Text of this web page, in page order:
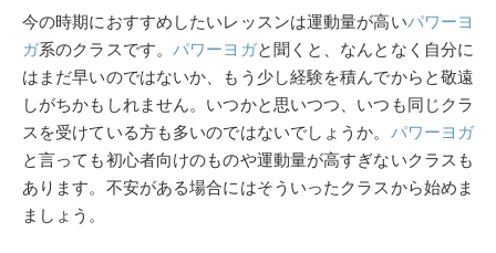
今の時期におすすめしたいレッスンは運動量が高いパワーヨ
ガ系のクラスです。パワーヨガと聞くと、なんとなく自分に
はまだ早いのではないか、もう少し経験を積んでからと敬遠
しがちかもしれません。いつかと思いつつ、いつも同じクラ
スを受けている方も多いのではないでしょうか。 パワーヨガ
と言っても初心者向けのものや運動量が高すぎないクラスも
あります。不安がある場合にはそういったクラスから始めま
ましょう。